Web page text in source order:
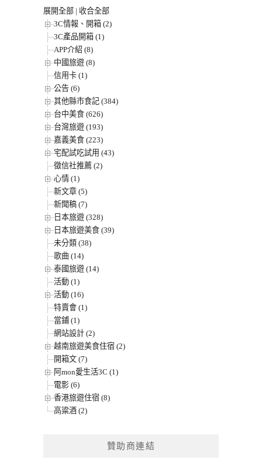
展開全部 | 收合全部
3C情報、開箱 (2)
3C產品開箱 (1)
APP介紹 (8)
中國旅遊 (8)
信用卡 (1)
公告 (6)
其他縣市食記 (384)
台中美食 (626)
台灣旅遊 (193)
嘉義美食 (223)
宅配試吃試用 (43)
徵信社推薦 (2)
心情 (1)
新文章 (5)
新聞稿 (7)
日本旅遊 (328)
日本旅遊美食 (39)
未分類 (38)
歌曲 (14)
泰國旅遊 (14)
活動 (1)
活動 (16)
特賣會 (1)
當鋪 (1)
網站設計 (2)
越南旅遊美食住宿 (2)
開箱文 (7)
阿mon愛生活3C (1)
電影 (6)
香港旅遊住宿 (8)
高粱酒 (2)
贊助商連結